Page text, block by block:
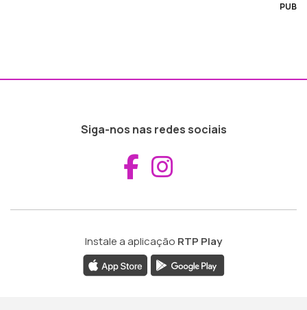
PUB
Siga-nos nas redes sociais
Aceder ao
Instale a aplicação RTP Play